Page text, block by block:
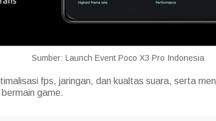
Sumber: Launch Event Poco X3 Pro Indonesia
fps, jaringan, dan kualtas suara, serta
game.